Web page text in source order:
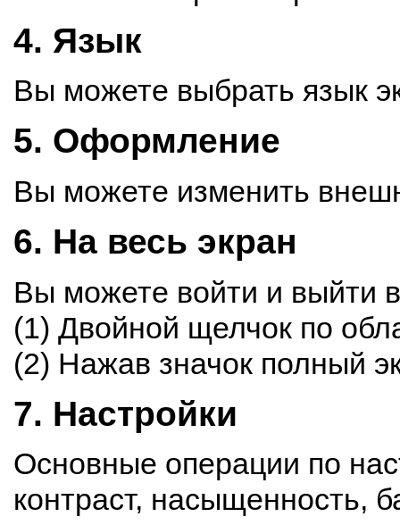
4. Язык
Вы можете выбрать язык
5. Оформление
Вы можете изменить
6. На весь экран
Вы можете войти и выйти
(1) Двойной щелчок по
(2) Нажав значок полный
7. Настройки
Основные операции по
контраст, насыщенность,